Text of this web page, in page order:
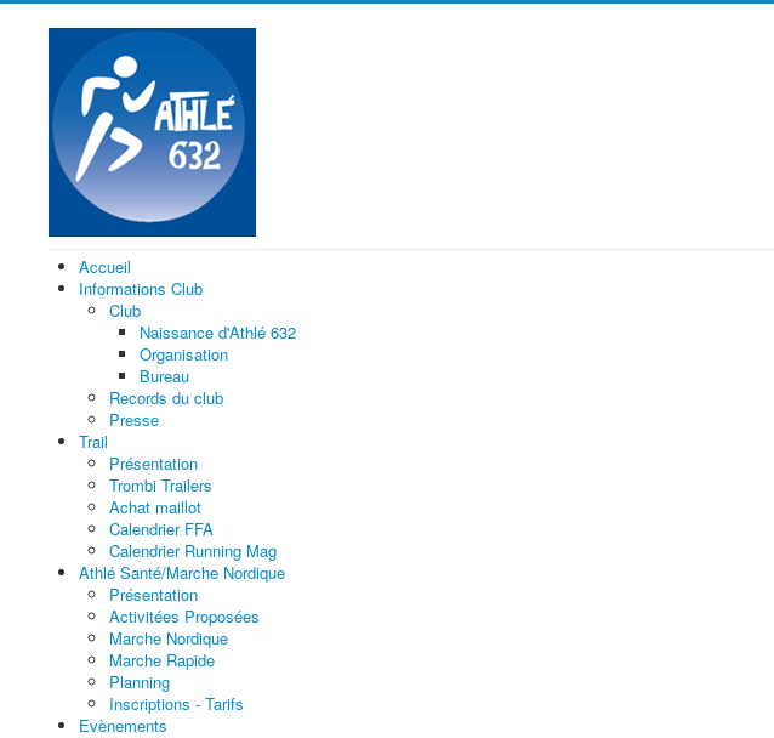
Accueil
Informations Club
Club
Naissance d'Athlé 632
Organisation
Bureau
Records du club
Presse
Trail
Présentation
Trombi Trailers
Achat maillot
Calendrier FFA
Calendrier Running Mag
Athlé Santé/Marche Nordique
Présentation
Activitées Proposées
Marche Nordique
Marche Rapide
Planning
Inscriptions - Tarifs
Evènements